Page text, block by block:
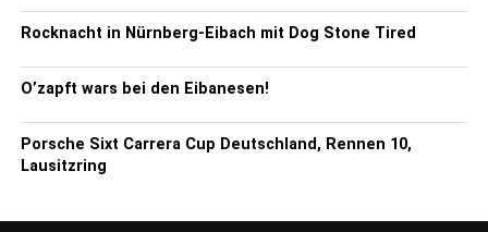
Rocknacht in Nürnberg-Eibach mit Dog Stone Tired
O’zapft wars bei den Eibanesen!
Porsche Sixt Carrera Cup Deutschland, Rennen 10,
Lausitzring